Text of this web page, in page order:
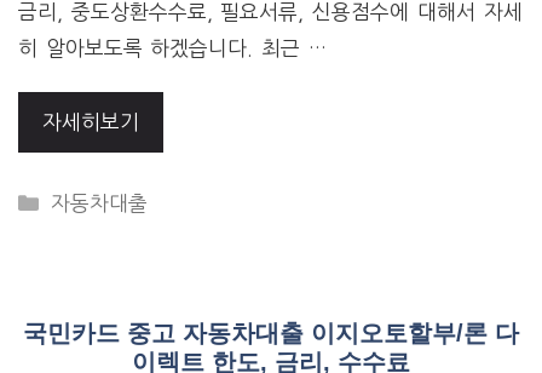
금리, 중도상환수수료, 필요서류, 신용점수에 대해서 자세
히 알아보도록 하겠습니다. 최근 …
자세히보기
CATEGORIES
자동차대출
국민카드 중고 자동차대출 이지오토할부/론 다
이렉트 한도, 금리, 수수료